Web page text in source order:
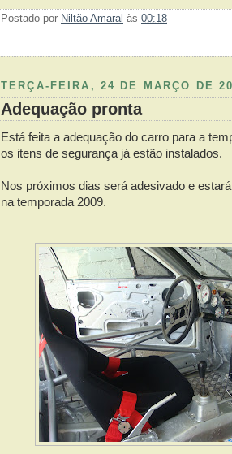
Postado por Niltão Amaral às 00:18
TERÇA-FEIRA, 24 DE MARÇO DE
Adequação pronta
Está feita a adequação do carro para a
os itens de segurança já estão instalados.
Nos próximos dias será adesivado e
na temporada 2009.